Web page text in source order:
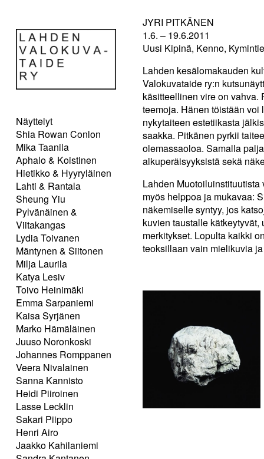
Näyttelyt
Shia Rowan Conlon
Mika Taanila
Aphalo & Koistinen
Hietikko & Hyyryläinen
Lahti & Rantala
Sheung Yiu
Pylvänäinen &
Viitakangas
Lydia Toivanen
Mäntynen & Siitonen
Milja Laurila
Katya Lesiv
Toivo Heinimäki
Emma Sarpaniemi
Kaisa Syrjänen
Marko Hämäläinen
Juuso Noronkoski
Johannes Romppanen
Veera Nivalainen
Sanna Kannisto
Heidi Piiroinen
Lasse Lecklin
Sakari Piippo
Henri Airo
Jaakko Kahilaniemi
JYRI PITKÄNEN
1.6. – 19.6.2011
Uusi Kipinä, Kenno,
Lahden kesälomakauden
Valokuvataide ry:n
käsitteellinen vire on vahva.
teemoja. Hänen töistään
nykytaiteen estetiikasta
saakka. Pitkänen pyrkii
olemassaoloa. Samalla
alkuperäisyyksistä sekä
Lahden
myös helppoa ja mukavaa:
näkemiselle syntyy, jos
kuvien taustalle
merkitykset. Lopulta kaikki
teoksillaan vain mielikuvia